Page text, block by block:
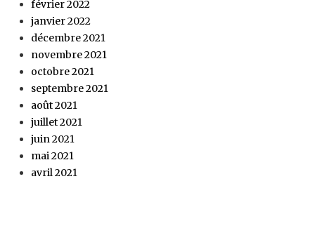
février 2022
janvier 2022
décembre 2021
novembre 2021
octobre 2021
septembre 2021
août 2021
juillet 2021
juin 2021
mai 2021
avril 2021